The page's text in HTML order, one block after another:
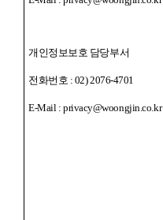
개인정보보호 담당부서
전화번호 : 02) 2076-4701
E-Mail : privacy@woongjin.co.kr